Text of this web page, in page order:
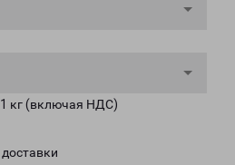
кг (включая НДС)